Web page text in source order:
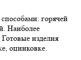
горячей
Наиболее
изделия
оцинковке.